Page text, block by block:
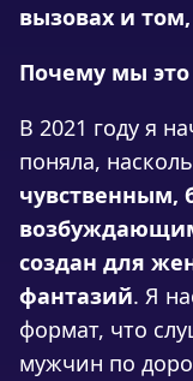
вызовах и
Почему мы
В 2021 году я
поняла,
чувственным,
создан для
фантазий. Я
формат, что
мужчин по